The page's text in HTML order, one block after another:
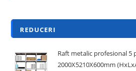
REDUCERI
Raft metalic profesional 5
2000X5210X600mm